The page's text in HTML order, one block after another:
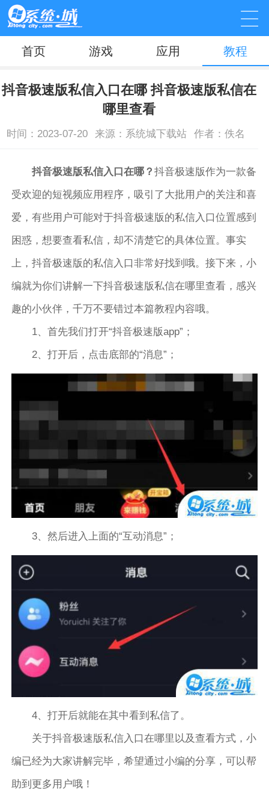
首页 游戏 应用 教程
抖音极速版私信入口在哪 抖音极速版私信在
哪里查看
时间：2023-07-20 来源：系统城下载站 作者：佚名
抖音极速版私信入口在哪？抖音极速版作为一款备
受欢迎的短视频应用程序，吸引了大批用户的关注和喜
爱，有些用户可能对于抖音极速版的私信入口位置感到
困惑，想要查看私信，却不清楚它的具体位置。事实
上，抖音极速版的私信入口非常好找到哦。接下来，小
编就为你们讲解一下抖音极速版私信在哪里查看，感兴
趣的小伙伴，千万不要错过本篇教程内容哦。
1、首先我们打开“抖音极速版app”；
2、打开后，点击底部的“消息”；
3、然后进入上面的“互动消息”；
4、打开后就能在其中看到私信了。
关于抖音极速版私信入口在哪里以及查看方式，小
编已经为大家讲解完毕，希望通过小编的分享，可以帮
助到更多用户哦！